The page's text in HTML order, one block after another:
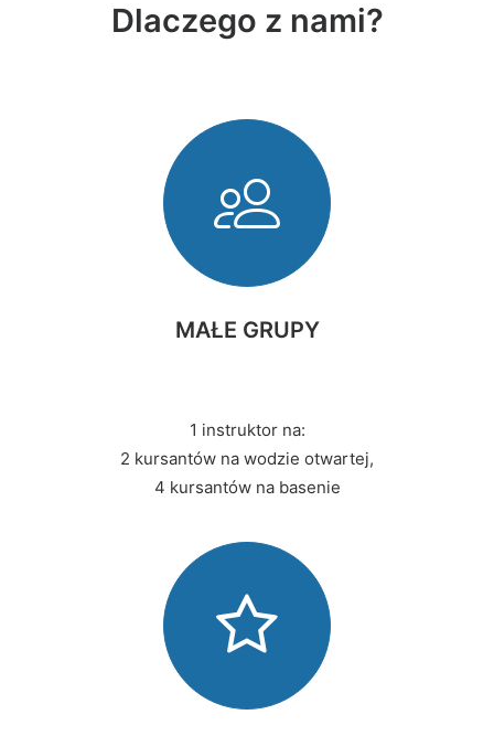
Dlaczego z nami?
MAŁE GRUPY
1 instruktor na:
2 kursantów na wodzie otwartej,
4 kursantów na basenie